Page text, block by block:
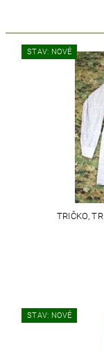
STAV: NOVÉ
TRIČKO,
STAV: NOVÉ